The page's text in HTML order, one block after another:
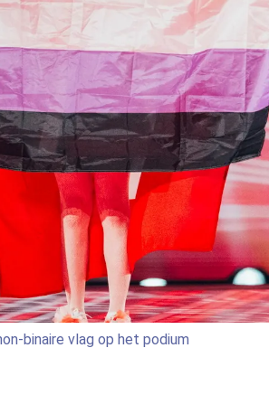
binaire vlag op het podium